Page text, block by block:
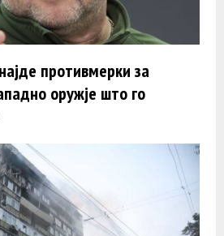
противмерки за
оружје што го